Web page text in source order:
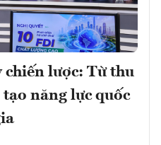
chiến lược: Từ thu
năng lực quốc